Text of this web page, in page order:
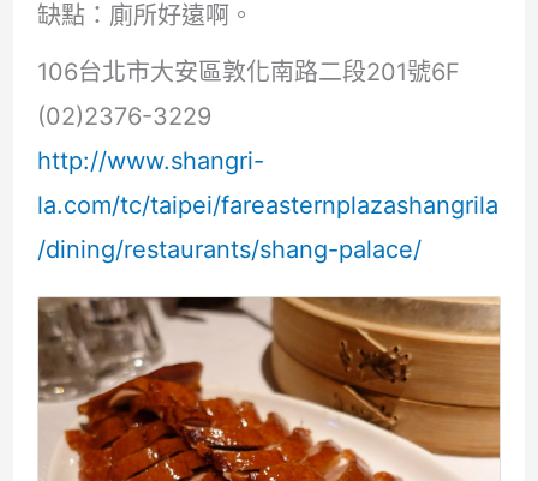
缺點：廁所好遠啊。
106台北市大安區敦化南路二段201號6F
(02)2376-3229
http://www.shangri-
la.com/tc/taipei/fareasternplazashangrila
/dining/restaurants/shang-palace/